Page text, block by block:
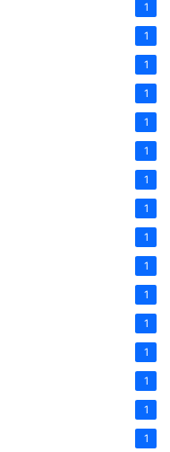
1
1
1
1
1
1
1
1
1
1
1
1
1
1
1
1